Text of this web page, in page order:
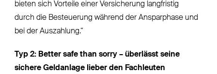
bieten sich Vorteile einer Versicherung langfristig
durch die Besteuerung während der Ansparphase und
bei der Auszahlung.“
Typ 2: Better safe than sorry – überlässt seine
sichere Geldanlage lieber den Fachleuten